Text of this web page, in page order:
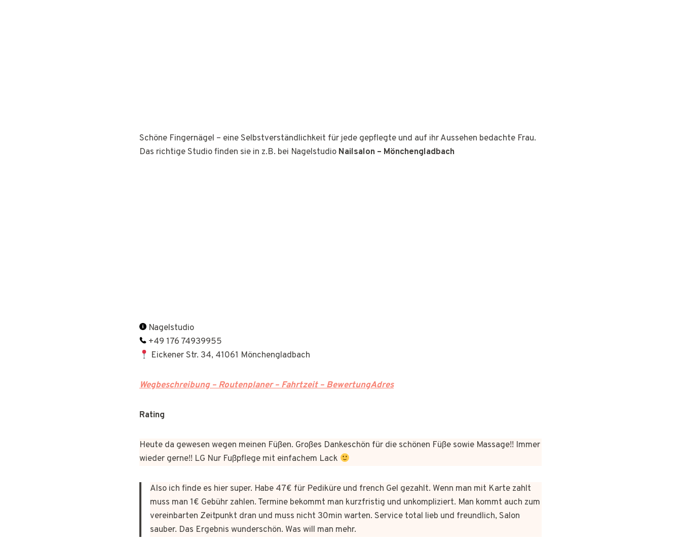
Schöne Fingernägel – eine Selbstverständlichkeit für jede gepflegte und auf ihr Aussehen bedachte Frau.
Das richtige Studio finden sie in z.B. bei Nagelstudio Nailsalon – Mönchengladbach
Nagelstudio
+49 176 74939955
Eickener Str. 34, 41061 Mönchengladbach
Wegbeschreibung – Routenplaner – Fahrtzeit – BewertungAdres
Rating
Heute da gewesen wegen meinen Füßen. Großes Dankeschön für die schönen Füße sowie Massage!! Immer
wieder gerne!! LG Nur Fußpflege mit einfachem Lack
Also ich finde es hier super. Habe 47€ für Pediküre und french Gel gezahlt. Wenn man mit Karte zahlt
muss man 1€ Gebühr zahlen. Termine bekommt man kurzfristig und unkompliziert. Man kommt auch zum
vereinbarten Zeitpunkt dran und muss nicht 30min warten. Service total lieb und freundlich, Salon
sauber. Das Ergebnis wunderschön. Was will man mehr.